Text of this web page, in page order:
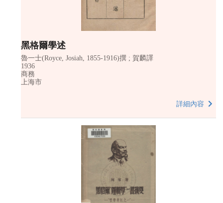
黑格爾學述
魯一士(Royce, Josiah, 1855-1916)撰 ; 賀麟譯
1936
商務
上海市
詳細內容